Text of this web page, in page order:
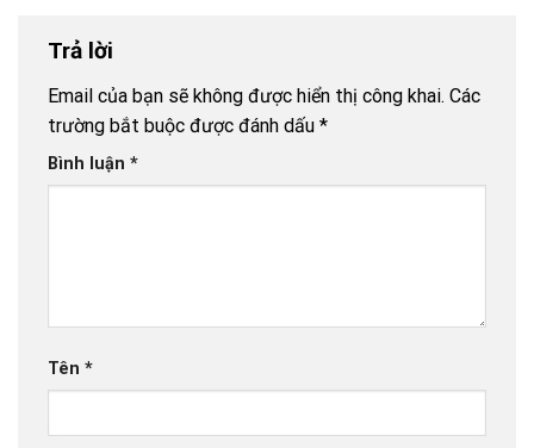
Trả lời
Email của bạn sẽ không được hiển thị công khai. Các
trường bắt buộc được đánh dấu *
Bình luận *
Tên *